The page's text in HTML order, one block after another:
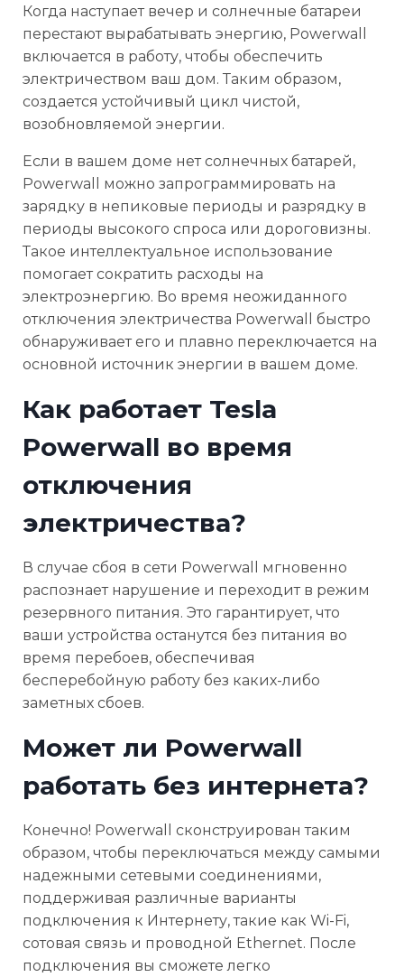
Когда наступает вечер и солнечные батареи
перестают вырабатывать энергию, Powerwall
включается в работу, чтобы обеспечить
электричеством ваш дом. Таким образом,
создается устойчивый цикл чистой,
возобновляемой энергии.
Если в вашем доме нет солнечных батарей,
Powerwall можно запрограммировать на
зарядку в непиковые периоды и разрядку в
периоды высокого спроса или дороговизны.
Такое интеллектуальное использование
помогает сократить расходы на
электроэнергию. Во время неожиданного
отключения электричества Powerwall быстро
обнаруживает его и плавно переключается на
основной источник энергии в вашем доме.
Как работает Tesla
Powerwall во время
отключения
электричества?
В случае сбоя в сети Powerwall мгновенно
распознает нарушение и переходит в режим
резервного питания. Это гарантирует, что
ваши устройства останутся без питания во
время перебоев, обеспечивая
бесперебойную работу без каких-либо
заметных сбоев.
Может ли Powerwall
работать без интернета?
Конечно! Powerwall сконструирован таким
образом, чтобы переключаться между самыми
надежными сетевыми соединениями,
поддерживая различные варианты
подключения к Интернету, такие как Wi-Fi,
сотовая связь и проводной Ethernet. После
подключения вы сможете легко